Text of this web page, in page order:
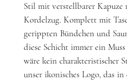
Stil mit verstellbarer Kapuze
Kordelzug. Komplett mit
gerippten Bündchen und
diese Schicht immer ein Muss
wäre kein charakteristischer
unser ikonisches Logo, das in